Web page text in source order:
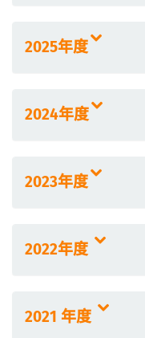
2025年度
2024年度
2023年度
2022年度
2021 年度